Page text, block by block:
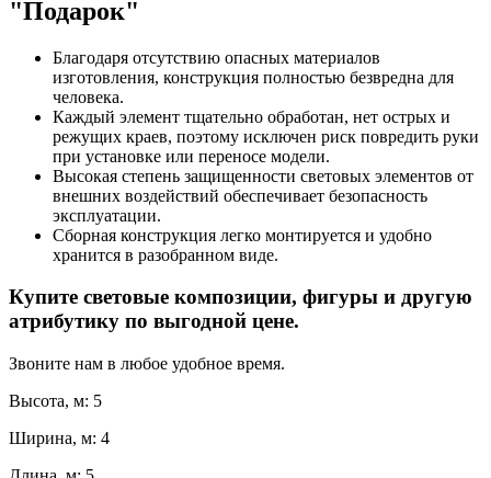
"Подарок"
Благодаря отсутствию опасных материалов
изготовления, конструкция полностью безвредна для
человека.
Каждый элемент тщательно обработан, нет острых и
режущих краев, поэтому исключен риск повредить руки
при установке или переносе модели.
Высокая степень защищенности световых элементов от
внешних воздействий обеспечивает безопасность
эксплуатации.
Сборная конструкция легко монтируется и удобно
хранится в разобранном виде.
Купите световые композиции, фигуры и другую
атрибутику по выгодной цене.
Звоните нам в любое удобное время.
Высота, м: 5
Ширина, м: 4